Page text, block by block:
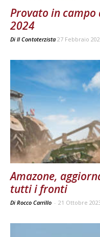
Provato in campo
2024
Di Il Contoterzista 27 Febbraio
Amazone,
tutti i fronti
Di Rocco Carrillo - 21 Ottobre